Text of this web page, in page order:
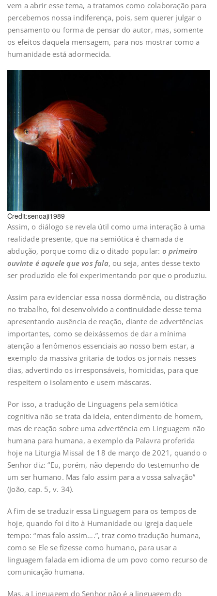
vem a abrir esse tema, a tratamos como colaboração para
percebemos nossa indiferença, pois, sem querer julgar o
pensamento ou forma de pensar do autor, mas, somente
os efeitos daquela mensagem, para nos mostrar como a
humanidade está adormecida.
Credit:senoaji1989
Assim, o diálogo se revela útil como uma interação à uma
realidade presente, que na semiótica é chamada de
abdução, porque como diz o ditado popular: o primeiro
ouvinte é aquele que vos fala, ou seja, antes desse texto
ser produzido ele foi experimentando por que o produziu.
Assim para evidenciar essa nossa dormência, ou distração
no trabalho, foi desenvolvido a continuidade desse tema
apresentando ausência de reação, diante de advertências
importantes, como se deixássemos de dar a mínima
atenção a fenômenos essenciais ao nosso bem estar, a
exemplo da massiva gritaria de todos os jornais nesses
dias, advertindo os irresponsáveis, homicidas, para que
respeitem o isolamento e usem máscaras.
Por isso, a tradução de Linguagens pela semiótica
cognitiva não se trata da ideia, entendimento de homem,
mas de reação sobre uma advertência em Linguagem não
humana para humana, a exemplo da Palavra proferida
hoje na Liturgia Missal de 18 de março de 2021, quando o
Senhor diz: “Eu, porém, não dependo do testemunho de
um ser humano. Mas falo assim para a vossa salvação”
(João, cap. 5, v. 34).
A fim de se traduzir essa Linguagem para os tempos de
hoje, quando foi dito à Humanidade ou igreja daquele
tempo: “mas falo assim….”, traz como tradução humana,
como se Ele se fizesse como humano, para usar a
linguagem falada em idioma de um povo como recurso de
comunicação humana.
Mas, a Linguagem do Senhor não é a linguagem do